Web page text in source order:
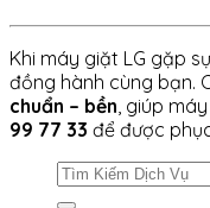
Khi máy giặt LG gặp
đồng hành cùng bạn.
chuẩn – bền , giúp
99 77 33 để được